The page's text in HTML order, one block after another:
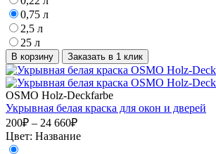
0,75 л
2,5 л
25 л
В корзину Заказать в 1 клик
OSMO Holz-Deckfarbe
Укрывная белая краска для окон и дверей
200₽ – 24 660₽
Цвет: Название